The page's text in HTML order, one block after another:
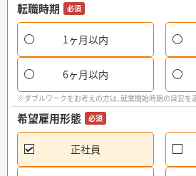
転職時期 必須
1ヶ月以内
6ヶ月以内
※ダブルワークをお考えの方は、就業開始時期の目安を
希望雇用形態 必須
正社員